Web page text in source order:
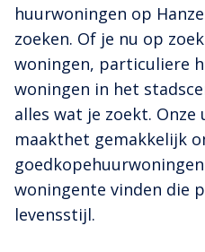
huurwoningen op
zoeken. Of je nu op
woningen, particuliere
woningen in het
alles wat je zoekt.
maakthet gemakkelijk
woningente vinden die
levensstijl.